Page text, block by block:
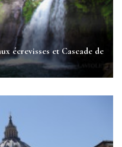
écrevisses et Cascade de